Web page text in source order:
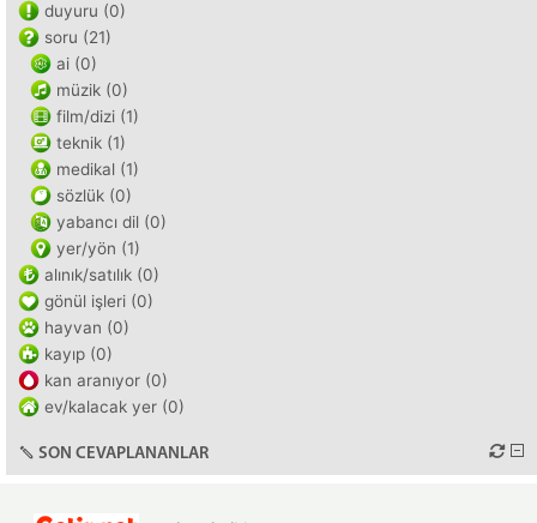
duyuru (0)
soru (21)
ai (0)
müzik (0)
film/dizi (1)
teknik (1)
medikal (1)
sözlük (0)
yabancı dil (0)
yer/yön (1)
alınık/satılık (0)
gönül işleri (0)
hayvan (0)
kayıp (0)
kan aranıyor (0)
ev/kalacak yer (0)
SON CEVAPLANANLAR